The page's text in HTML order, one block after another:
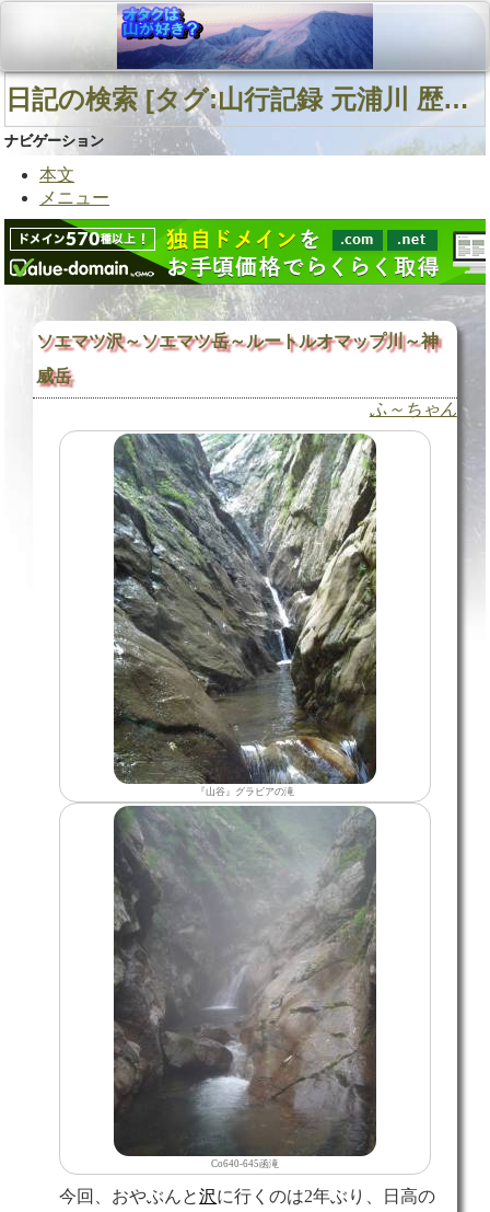
日記の検索 [タグ:山行記録 元浦川 歴舟川 神威岳北東面直登沢] 01～01(01件中)
ナビゲーション
本文
メニュー
ソエマツ沢～ソエマツ岳～ルートルオマップ川～神
威岳
ふ～ちゃん
『山谷』グラビアの滝
Co640-645函滝
今回、おやぶんと沢に行くのは2年ぶり、日高の